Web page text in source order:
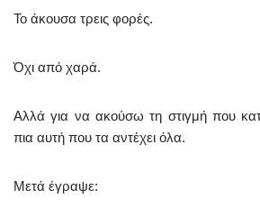
Το άκουσα τρεις φορές.
Όχι από χαρά.
Αλλά για να ακούσω τη στιγμή που
πια αυτή που τα αντέχει όλα.
Μετά έγραψε: